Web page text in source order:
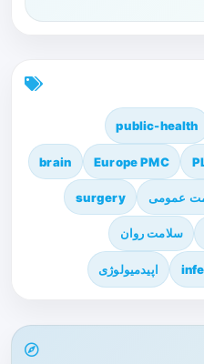
public-health
Europe PMC
brain
عمومی surgery
سلامت روان
اپیدمیولوژی